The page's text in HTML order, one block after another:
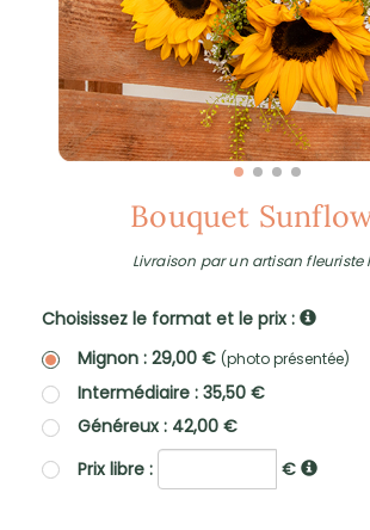
Bouquet
Livraison par un artisan fleuriste
Choisissez le format et le prix :
Mignon : 29,00 € (photo présentée)
Intermédiaire : 35,50 €
Généreux : 42,00 €
Prix libre :
€